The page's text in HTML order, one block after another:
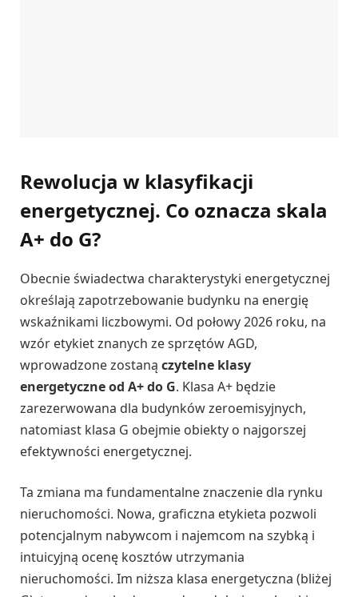
Rewolucja w klasyfikacji
energetycznej. Co oznacza skala
A+ do G?
Obecnie świadectwa charakterystyki energetycznej
określają zapotrzebowanie budynku na energię
wskaźnikami liczbowymi. Od połowy 2026 roku, na
wzór etykiet znanych ze sprzętów AGD,
wprowadzone zostaną czytelne klasy
energetyczne od A+ do G. Klasa A+ będzie
zarezerwowana dla budynków zeroemisyjnych,
natomiast klasa G obejmie obiekty o najgorszej
efektywności energetycznej.
Ta zmiana ma fundamentalne znaczenie dla rynku
nieruchomości. Nowa, graficzna etykieta pozwoli
potencjalnym nabywcom i najemcom na szybką i
intuicyjną ocenę kosztów utrzymania
nieruchomości. Im niższa klasa energetyczna (bliżej